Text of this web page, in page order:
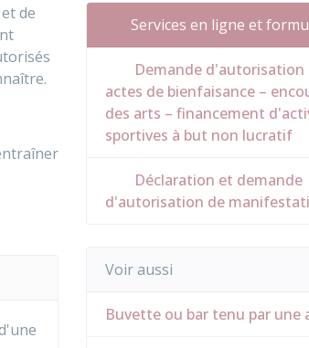
de
Services en ligne et
Demande d'autorisation
actes de bienfaisance –
des arts – financement
sportives à but non lucratif
Déclaration et demande
d'autorisation de
Voir aussi
Buvette ou bar tenu par une